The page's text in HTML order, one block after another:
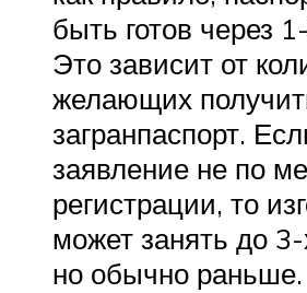
быть готов через
Это зависит от
желающих
загранпаспорт.
заявление не по
регистрации, то
может занять до
но обычно раньше.